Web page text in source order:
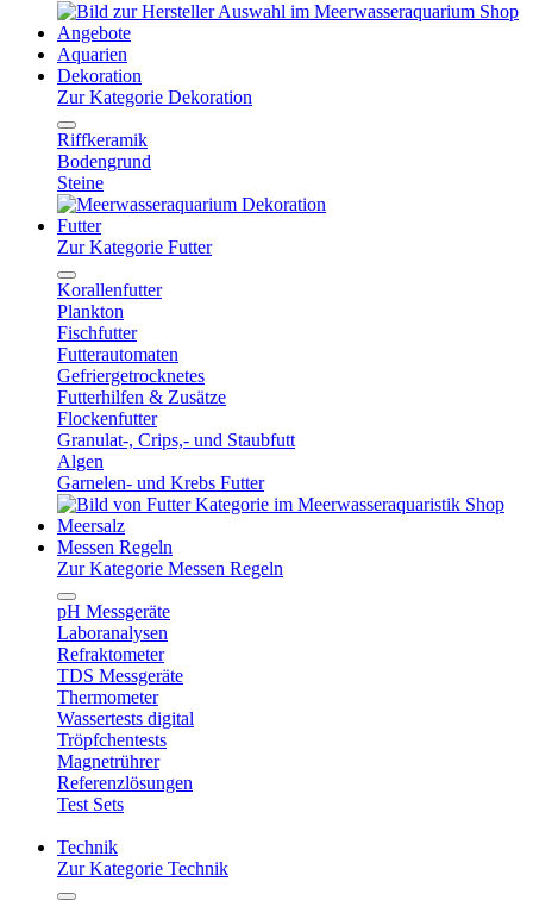
Angebote
Aquarien
Dekoration
Zur Kategorie Dekoration
Riffkeramik
Bodengrund
Steine
Futter
Zur Kategorie Futter
Korallenfutter
Plankton
Fischfutter
Futterautomaten
Gefriergetrocknetes
Futterhilfen & Zusätze
Flockenfutter
Granulat-, Crips,- und Staubfutt
Algen
Garnelen- und Krebs Futter
Meersalz
Messen Regeln
Zur Kategorie Messen Regeln
pH Messgeräte
Laboranalysen
Refraktometer
TDS Messgeräte
Thermometer
Wassertests digital
Tröpfchentests
Magnetrührer
Referenzlösungen
Test Sets
Technik
Zur Kategorie Technik